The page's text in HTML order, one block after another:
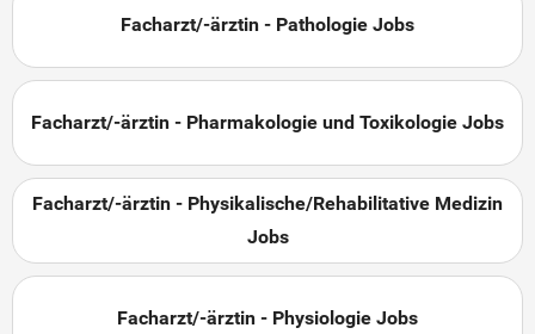
Facharzt/-ärztin - Pathologie Jobs
Facharzt/-ärztin - Pharmakologie und Toxikologie Jobs
Facharzt/-ärztin - Physikalische/Rehabilitative Medizin
Jobs
Facharzt/-ärztin - Physiologie Jobs